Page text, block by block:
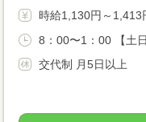
時給1,130円～1,413
8：00〜1：00 【土
交代制 月5日以上